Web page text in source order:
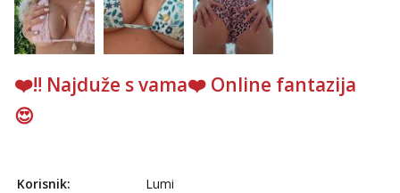
Obavijesti me kada se oslobodi
Vanesa
Čekam tvoj poziv!
Tel: 064/677-677- Kod: #74
tel:0,93€ - mob:1,12€ min
❤️‼️ Najduže s vama❤️ Online fantazija
😍
Korisnik:
Lumi